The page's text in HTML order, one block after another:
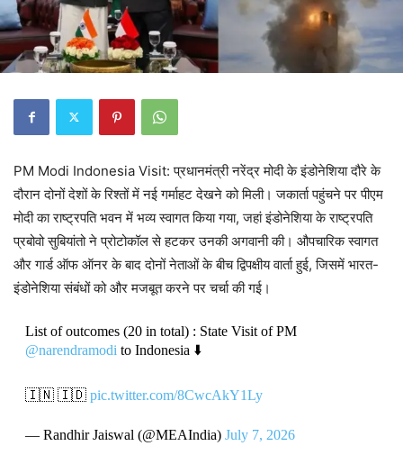
PM Modi Indonesia Visit: प्रधानमंत्री नरेंद्र मोदी के इंडोनेशिया दौरे के
दौरान दोनों देशों के रिश्तों में नई गर्माहट देखने को मिली। जकार्ता पहुंचने पर पीएम
मोदी का राष्ट्रपति भवन में भव्य स्वागत किया गया, जहां इंडोनेशिया के राष्ट्रपति
प्रबोवो सुबियांतो ने प्रोटोकॉल से हटकर उनकी अगवानी की। औपचारिक स्वागत
और गार्ड ऑफ ऑनर के बाद दोनों नेताओं के बीच द्विपक्षीय वार्ता हुई, जिसमें भारत-
इंडोनेशिया संबंधों को और मजबूत करने पर चर्चा की गई।
List of outcomes (20 in total) : State Visit of PM
@narendramodi to Indonesia ⬇️
🇮🇳 🇮🇩 pic.twitter.com/8CwcAkY1Ly
— Randhir Jaiswal (@MEAIndia) July 7, 2026